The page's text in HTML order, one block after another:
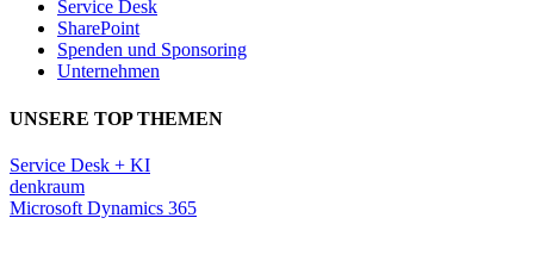
Service Desk
SharePoint
Spenden und Sponsoring
Unternehmen
UNSERE TOP THEMEN
Service Desk + KI
denkraum
Microsoft Dynamics 365